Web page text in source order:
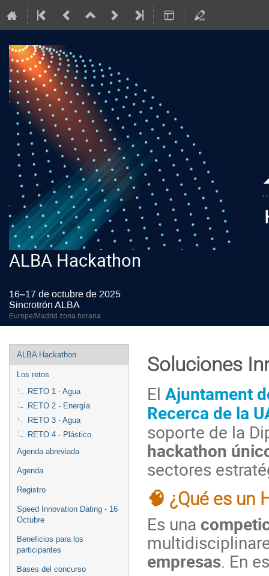
ALBA Hackathon
16–17 de octubre de 2025
Sincrotrón ALBA
Europe/Madrid zona horaria
Event
menu
ALBA Hackathon
Los retos
RETO 1 - Agua
RETO 2 - Energía
RETO 3 - Agua
RETO 4 - Plástico
Agenda abreviada
Agenda
Registro
Speed Innovation Dating - 16
Octubre
Beneficios para los
participantes
Bases del concurso
Soluciones
El Ajuntament
Recerca de la
soporte de la
hackathon
sectores
🧠 ¿Qué es un
Es una
empresas. En